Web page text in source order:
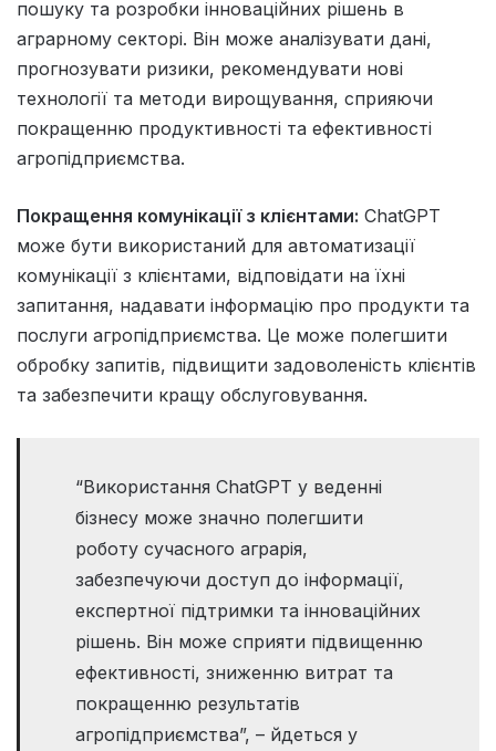
пошуку та розробки інноваційних рішень в
аграрному секторі. Він може аналізувати дані,
прогнозувати ризики, рекомендувати нові
технології та методи вирощування, сприяючи
покращенню продуктивності та ефективності
агропідприємства.
Покращення комунікації з клієнтами: ChatGPT
може бути використаний для автоматизації
комунікації з клієнтами, відповідати на їхні
запитання, надавати інформацію про продукти та
послуги агропідприємства. Це може полегшити
обробку запитів, підвищити задоволеність клієнтів
та забезпечити кращу обслуговування.
“Використання ChatGPT у веденні
бізнесу може значно полегшити
роботу сучасного аграрія,
забезпечуючи доступ до інформації,
експертної підтримки та інноваційних
рішень. Він може сприяти підвищенню
ефективності, зниженню витрат та
покращенню результатів
агропідприємства”, – йдеться у